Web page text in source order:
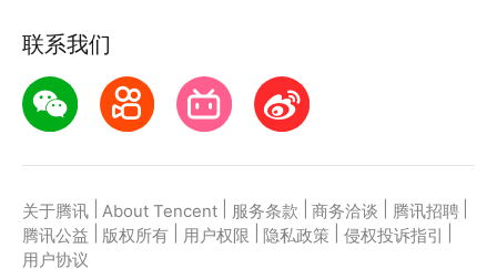
联系我们
关于腾讯 About Tencent 服务条款 商务洽谈 腾讯招聘
腾讯公益
版权所有 用户权限 隐私政策 侵权投诉指引
用户协议